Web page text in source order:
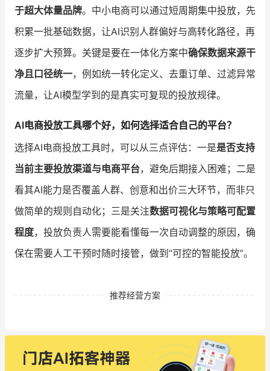
于超大体量品牌。中小电商可以通过短周期集中投放，先
积累一批基础数据，让AI识别人群偏好与高转化路径，再
逐步扩大预算。关键是要在一体化方案中确保数据来源干
净且口径统一，例如统一转化定义、去重订单、过滤异常
流量，让AI模型学到的是真实可复现的投放规律。
AI电商投放工具哪个好，如何选择适合自己的平台？
选择AI电商投放工具时，可以从三点评估：一是是否支持
当前主要投放渠道与电商平台，避免后期接入困难；二是
看其AI能力是否覆盖人群、创意和出价三大环节，而非只
做简单的规则自动化；三是关注数据可视化与策略可配置
程度，投放负责人需要能看懂每一次自动调整的原因，确
保在需要人工干预时随时接管，做到“可控的智能投放”。
推荐经营方案